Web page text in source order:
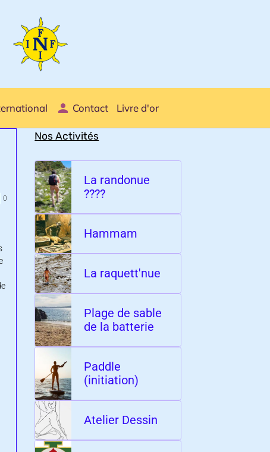
Contact Livre d'or
0
Nos Activités
La randonue
????
Hammam
La raquett'nue
Plage de sable
de la batterie
Paddle
(initiation)
Atelier Dessin